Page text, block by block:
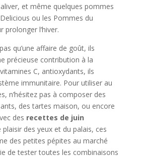
et même quelques pommes
ou les Pommes du
prolonger l’hiver.
qu’une affaire de goût, ils
précieuse contribution à la
C, antioxydants, ils
immunitaire. Pour utiliser au
n’hésitez pas à composer des
des tartes maison, ou encore
des recettes de juin
des yeux et du palais, ces
des petites pépites au marché
de tester toutes les combinaisons